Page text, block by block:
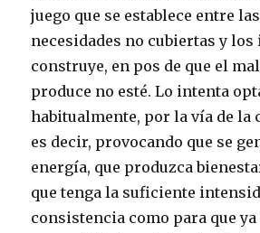
juego que se establece entre
necesidades no cubiertas y los
construye, en pos de que el
produce no esté. Lo intenta
habitualmente, por la vía de la
es decir, provocando que se
energía, que produzca
que tenga la suficiente
consistencia como para que ya